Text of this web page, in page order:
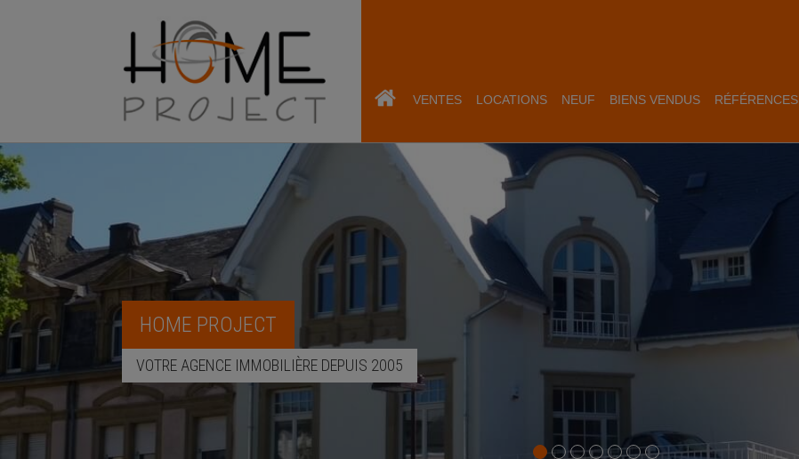
VENTES LOCATIONS NEUF BIENS VENDUS RÉFÉRENCES
HOME PROJECT
VOTRE AGENCE IMMOBILIÈRE DEPUIS 2005